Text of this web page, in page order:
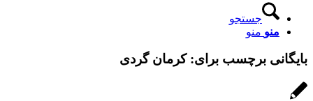
جستجو
منو منو
بایگانی برچسب برای:کرمان گردی